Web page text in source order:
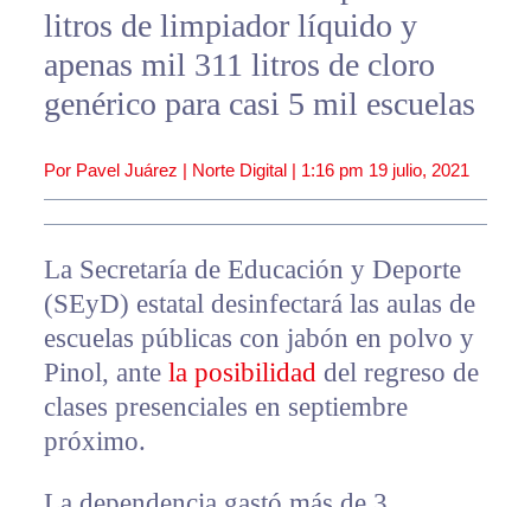
litros de limpiador líquido y
apenas mil 311 litros de cloro
genérico para casi 5 mil escuelas
Por Pavel Juárez | Norte Digital | 1:16 pm 19 julio, 2021
La Secretaría de Educación y Deporte
(SEyD) estatal desinfectará las aulas de
escuelas públicas con jabón en polvo y
Pinol, ante la posibilidad del regreso de
clases presenciales en septiembre
próximo.